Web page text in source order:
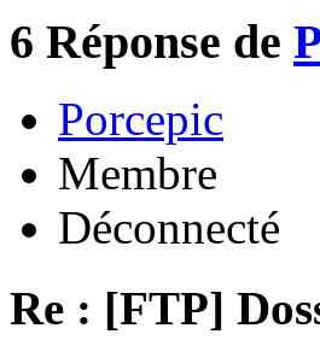
6 Réponse de
Porcepic
Membre
Déconnecté
Re : [FTP]